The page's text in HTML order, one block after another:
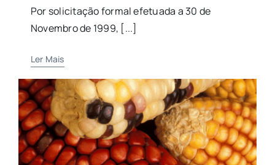
Por solicitação formal efetuada a 30 de
Novembro de 1999, [...]
Ler Mais